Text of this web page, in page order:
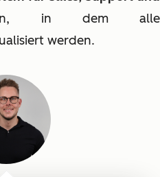
in dem alle
werden.